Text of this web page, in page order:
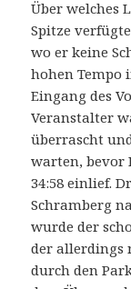
Über welches
Spitze
wo er keine
hohen Tempo
Eingang des
Veranstalter
überrascht
warten, bevor
34:58 einlief.
Schramberg
wurde der
der allerdings
durch den